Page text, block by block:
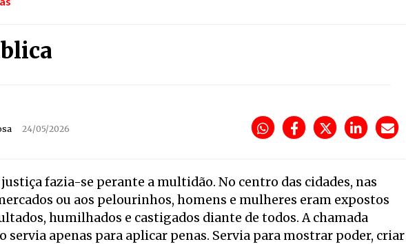
24/05/2026
fazia-se perante a multidão. No centro das cidades, nas
ou aos pelourinhos, homens e mulheres eram expostos
humilhados e castigados diante de todos. A chamada
servia apenas para aplicar penas. Servia para mostrar poder, criar